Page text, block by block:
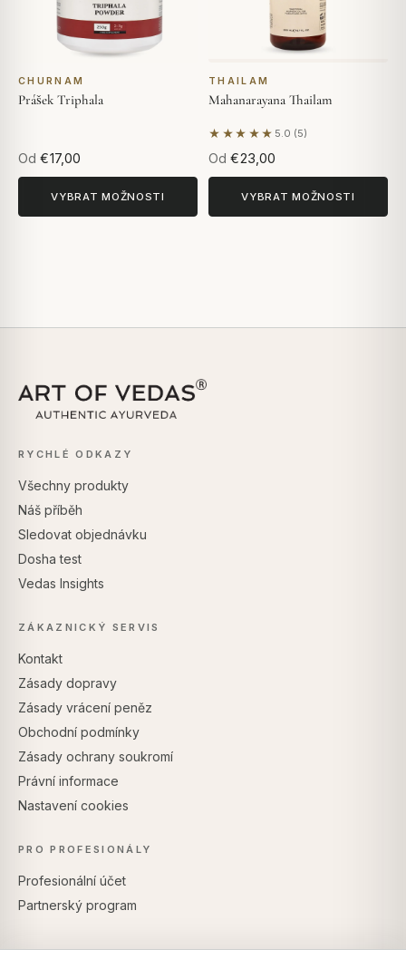
CHURNAM
Prášek Triphala
Od €17,00
VYBRAT MOŽNOSTI
THAILAM
Mahanarayana Thailam
★★★★★ 5.0 (5)
Na základě 5 hodnocení
Od €23,00
VYBRAT MOŽNOSTI
RYCHLÉ ODKAZY
Všechny produkty
Náš příběh
Sledovat objednávku
Dosha test
Vedas Insights
ZÁKAZNICKÝ SERVIS
Kontakt
Zásady dopravy
Zásady vrácení peněz
Obchodní podmínky
Zásady ochrany soukromí
Právní informace
Nastavení cookies
PRO PROFESIONÁLY
Profesionální účet
Partnerský program